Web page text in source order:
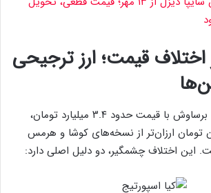
اختلاف قیمت؛ ارز ترجیحی
نسخه وارداتی شرکت برساوش با قیمت حدود ۳.۴ میلیارد تومان،
۸۷۵ میلیون تومان ارزان‌تر از نسخه‌های کوشا و هرمس
این اختلاف چشمگیر، دو دلیل اصلی دارد: